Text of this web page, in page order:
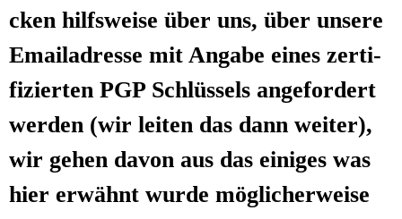
cken hilfs­wei­se über uns, über unse­re
Email­adres­se mit Anga­be eines zer­ti­
fi­zier­ten PGP Schlüs­sels ange­for­dert
wer­den (wir lei­ten das dann wei­ter),
wir gehen davon aus das eini­ges was
hier erwähnt wur­de mög­li­cher­wei­se